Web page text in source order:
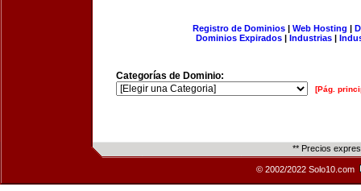
Registro de Dominios| Web Hosting |
Dominios Expirados | Industrias |
Categorías de Dominio:
[Pág.
** Precios
© 2002/2022 Solo10.com